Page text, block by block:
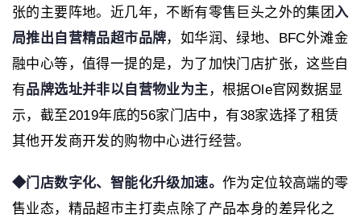
张的主要阵地。近几年，不断有零售巨头之外的集团 入
局推出自营精品超市品牌，如华润、绿地、BFC外滩金
融中心等，值得一提的是，为了加快门店扩张，这些自
有品牌选址并非以自营物业为主 ，根据Ole官网数据显
示，截至2019年底的56家门店中，有38家选择了租赁
其他开发商开发的购物中心进行经营。
◆门店数字化、智能化升级加速。作为定位较高端的零
售业态，精品超市主打卖点除了产品本身的差异化之